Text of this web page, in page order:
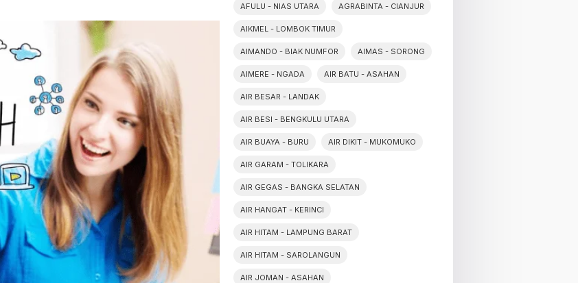
AFULU - NIAS UTARA AGRABINTA - CIANJUR
AIKMEL - LOMBOK TIMUR
AIMANDO - BIAK NUMFOR AIMAS - SORONG
AIMERE - NGADA AIR BATU - ASAHAN
AIR BESAR - LANDAK
AIR BESI - BENGKULU UTARA
AIR BUAYA - BURU AIR DIKIT - MUKOMUKO
AIR GARAM - TOLIKARA
AIR GEGAS - BANGKA SELATAN
AIR HANGAT - KERINCI
AIR HITAM - LAMPUNG BARAT
AIR HITAM - SAROLANGUN
AIR JOMAN - ASAHAN